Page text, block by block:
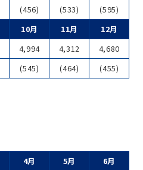
(456) (533)
(595)
10月 11月
12月
4,994 4,312
4,680
(545) (464) (455)
4月 5月
6月